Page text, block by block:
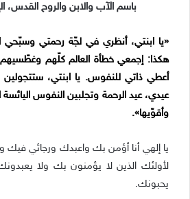
باسم الآب والابن والروح القدس،
«يا ابنتي، أنظري في لجّة رحمتي وسبّحي
هكذا: إجمعي خطأة العالم كلّهم
أعطي ذاتي للنفوس. يا ابنتي،
عيدي، عيد الرحمة وتجلبين النفوس
وأقوّيها».
يا إلهي أنا أؤمن بك واعبدك ورجائي
لأولئك الذين لا يؤمنون بك ولا
يحبونك.